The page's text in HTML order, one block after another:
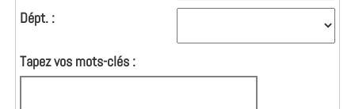
Dépt. :
Tapez vos mots-clés :